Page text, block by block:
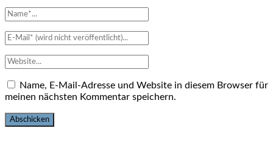
Name, E-Mail-Adresse und Website in diesem Browser für
meinen nächsten Kommentar speichern.